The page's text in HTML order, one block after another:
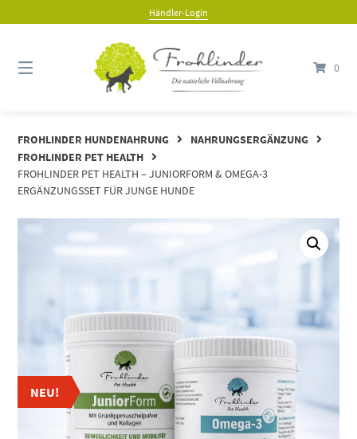
Händler-Login
0
FROHLINDER HUNDENAHRUNG
NAHRUNGSERGÄNZUNG
FROHLINDER PET HEALTH
FROHLINDER PET HEALTH – JUNIORFORM & OMEGA-3
ERGÄNZUNGSSET FÜR JUNGE HUNDE
NEU!